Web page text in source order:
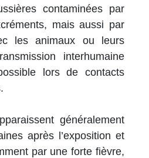
contaminées par
mais aussi par
les animaux ou leurs
interhumaine
lors de contacts
généralement
après l’exposition et
par une forte fièvre,